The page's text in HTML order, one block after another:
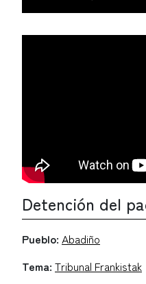
Detención del
Pueblo: Abadiño
Tema: Tribunal Frankistak